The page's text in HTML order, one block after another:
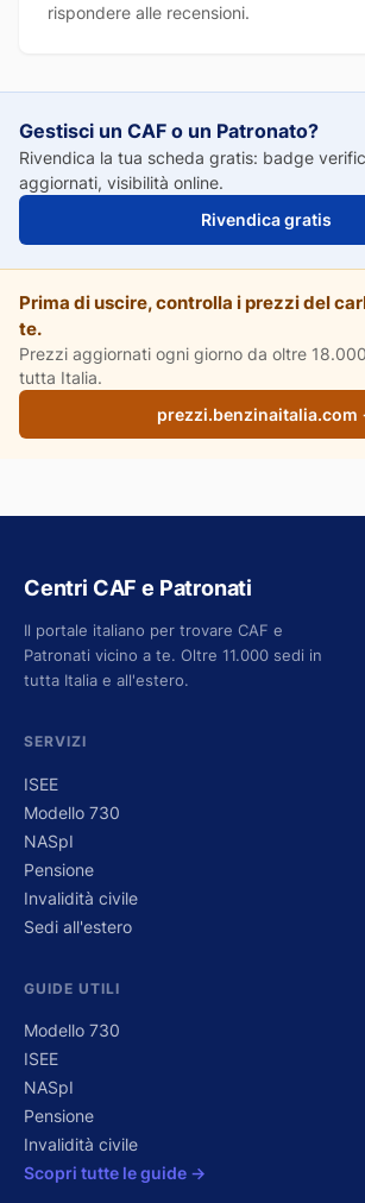
rispondere alle recensioni.
Gestisci un CAF o un Patronato?
Rivendica la tua scheda gratis: badge
aggiornati, visibilità online.
Rivendica gratis
Prima di uscire, controlla i prezzi del
te.
Prezzi aggiornati ogni giorno da oltre
tutta Italia.
prezzi.benzinaitalia.com
Centri CAF e Patronati
Il portale italiano per trovare CAF e
Patronati vicino a te. Oltre 11.000 sedi in
tutta Italia e all'estero.
SERVIZI
ISEE
Modello 730
NASpI
Pensione
Invalidità civile
Sedi all'estero
GUIDE UTILI
Modello 730
ISEE
NASpI
Pensione
Invalidità civile
Scopri tutte le guide →